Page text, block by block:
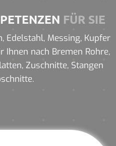
FÜR SIE
Edelstahl, Messing, Kupfer
nach Bremen Rohre,
Zuschnitte, Stangen